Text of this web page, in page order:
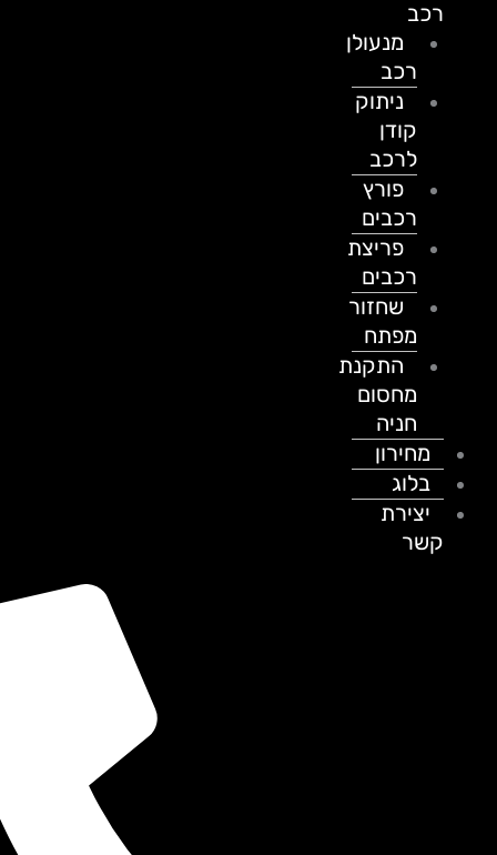
מנעולן
ניתוק
לרכב
פורץ
רכבים
פריצת
רכבים
שחזור
מפתח
התקנת
מחסום
חניה
מחירון
בלוג
יצירת
קשר